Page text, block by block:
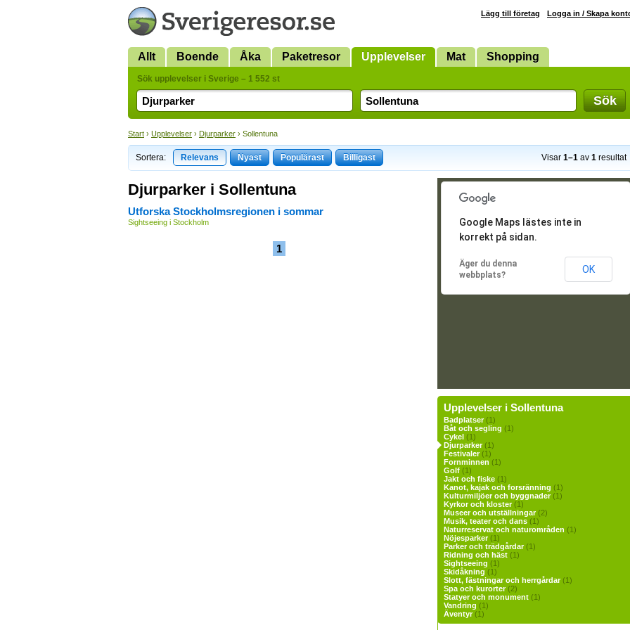
Lägg till företag Logga in / Skapa
Allt Boende Åka Paketresor Upplevelser Mat Shopping
Sök upplevelser i Sverige – 1 552 st
Sök
Start › Upplevelser › Djurparker › Sollentuna
Sortera: Relevans Nyast Populärast Billigast Visar 1–1 av 1 resultat
Djurparker i Sollentuna
Utforska Stockholmsregionen i sommar
Sightseeing i Stockholm
1
Google Maps lästes inte in
korrekt på sidan.
Äger du denna
webbplats?
OK
Upplevelser i Sollentuna
Badplatser(1)
Båt och segling (1)
Cykel (1)
Djurparker(1)
Festivaler(1)
Fornminnen (1)
Golf (1)
Jakt och fiske (1)
Kanot, kajak och forsränning (1)
Kulturmiljöer och byggnader(1)
Kyrkor och kloster(1)
Museer och utställningar(2)
Musik, teater och dans (1)
Naturreservat och naturområden (1)
Nöjesparker(1)
Parker och trädgårdar(1)
Ridning och häst (1)
Sightseeing (1)
Skidåkning (1)
Slott, fästningar och herrgårdar(1)
Spa och kurorter(2)
Statyer och monument (1)
Vandring (1)
Äventyr(1)